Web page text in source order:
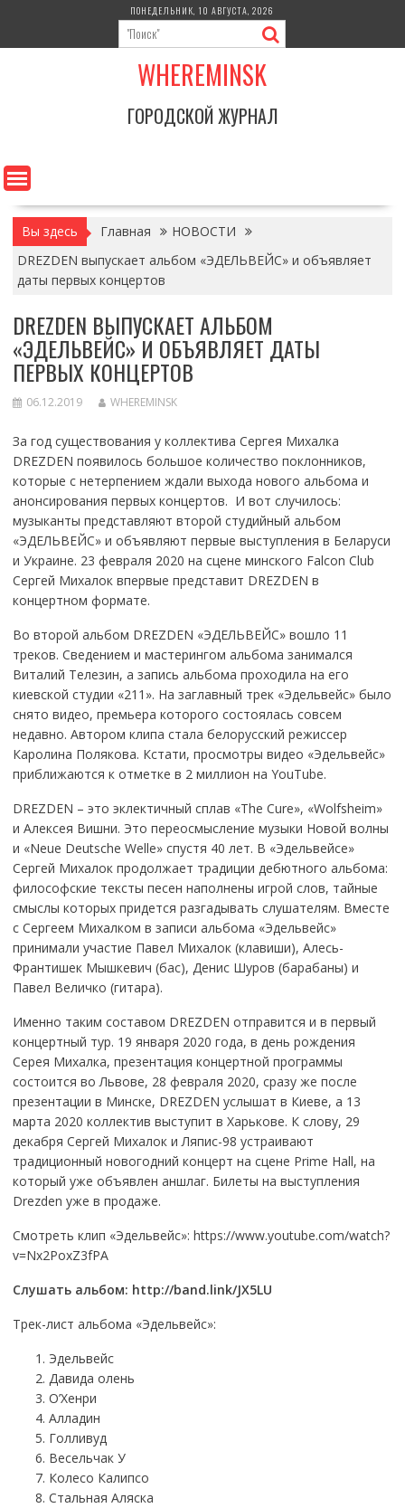
содержимому
ПОНЕДЕЛЬНИК, 10 АВГУСТА, 2026
WHEREMINSK
ГОРОДСКОЙ ЖУРНАЛ
Вы здесь Главная
НОВОСТИ
DREZDEN выпускает альбом «ЭДЕЛЬВЕЙС» и объявляет
даты первых концертов
DREZDEN ВЫПУСКАЕТ АЛЬБОМ
«ЭДЕЛЬВЕЙС» И ОБЪЯВЛЯЕТ ДАТЫ
ПЕРВЫХ КОНЦЕРТОВ
06.12.2019 WHEREMINSK
За год существования у коллектива Сергея Михалка
DREZDEN появилось большое количество поклонников,
которые с нетерпением ждали выхода нового альбома и
анонсирования первых концертов. И вот случилось:
музыканты представляют второй студийный альбом
«ЭДЕЛЬВЕЙС» и объявляют первые выступления в Беларуси
и Украине. 23 февраля 2020 на сцене минского Falcon Club
Сергей Михалок впервые представит DREZDEN в
концертном формате.
Во второй альбом DREZDEN «ЭДЕЛЬВЕЙС» вошло 11
треков. Сведением и мастерингом альбома занимался
Виталий Телезин, а запись альбома проходила на его
киевской студии «211». На заглавный трек «Эдельвейс» было
снято видео, премьера которого состоялась совсем
недавно. Автором клипа стала белорусский режиссер
Каролина Полякова. Кстати, просмотры видео «Эдельвейс»
приближаются к отметке в 2 миллион на YouTube.
DREZDEN – это эклектичный сплав «The Cure», «Wolfsheim»
и Алексея Вишни. Это переосмысление музыки Новой волны
и «Neue Deutsche Welle» спустя 40 лет. В «Эдельвейсе»
Сергей Михалок продолжает традиции дебютного альбома:
философские тексты песен наполнены игрой слов, тайные
смыслы которых придется разгадывать слушателям. Вместе
с Сергеем Михалком в записи альбома «Эдельвейс»
принимали участие Павел Михалок (клавиши), Алесь-
Франтишек Мышкевич (бас), Денис Шуров (барабаны) и
Павел Величко (гитара).
Именно таким составом DREZDEN отправится и в первый
концертный тур. 19 января 2020 года, в день рождения
Серея Михалка, презентация концертной программы
состоится во Львове, 28 февраля 2020, сразу же после
презентации в Минске, DREZDEN услышат в Киеве, а 13
марта 2020 коллектив выступит в Харькове. К слову, 29
декабря Сергей Михалок и Ляпис-98 устраивают
традиционный новогодний концерт на сцене Prime Hall, на
который уже объявлен аншлаг. Билеты на выступления
Drezden уже в продаже.
Смотреть клип «Эдельвейс»: https://www.youtube.com/watch?
v=Nx2PoxZ3fPA
Слушать альбом: http://band.link/JX5LU
Трек-лист альбома «Эдельвейс»:
Эдельвейс
Давида олень
О’Хенри
Алладин
Голливуд
Весельчак У
Колесо Калипсо
Стальная Аляска